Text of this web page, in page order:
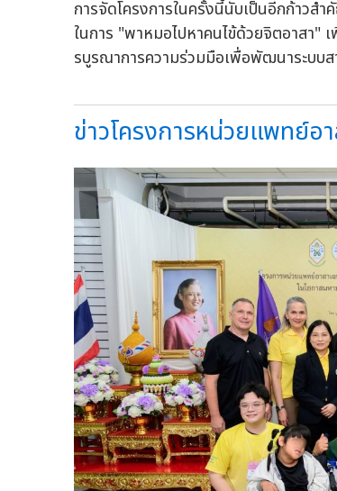
การจัดโครงการในครั้งนี้นับเป็นอีกก้าวส
ในการ "พาหมอไปหาคนไข้ด้วยจิตอาสา"
รบูรณาการความร่วมมือเพื่อพัฒนาระบบ
ข่าวโครงการหน่วยแพทย์อ